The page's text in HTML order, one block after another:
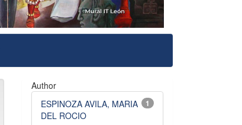
Author
1
ESPINOZA AVILA, MARIA
DEL ROCIO